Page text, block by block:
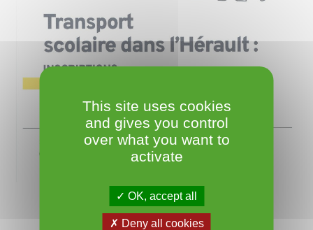
This site uses cookies
and gives you control
over what you want to
activate
OK, accept all
Deny all cookies